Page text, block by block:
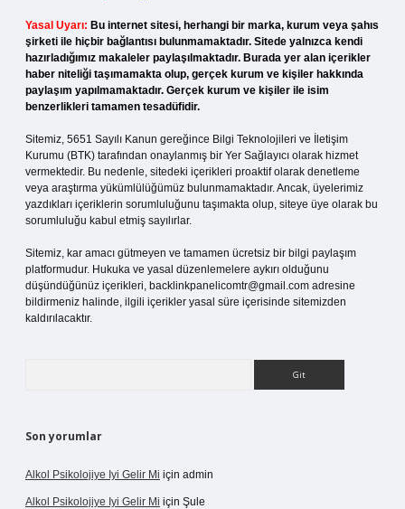
Yasal Uyarı: Bu internet sitesi, herhangi bir marka, kurum veya şahıs
şirketi ile hiçbir bağlantısı bulunmamaktadır. Sitede yalnızca kendi
hazırladığımız makaleler paylaşılmaktadır. Burada yer alan içerikler
haber niteliği taşımamakta olup, gerçek kurum ve kişiler hakkında
paylaşım yapılmamaktadır. Gerçek kurum ve kişiler ile isim
benzerlikleri tamamen tesadüfidir.
Sitemiz, 5651 Sayılı Kanun gereğince Bilgi Teknolojileri ve İletişim
Kurumu (BTK) tarafından onaylanmış bir Yer Sağlayıcı olarak hizmet
vermektedir. Bu nedenle, sitedeki içerikleri proaktif olarak denetleme
veya araştırma yükümlülüğümüz bulunmamaktadır. Ancak, üyelerimiz
yazdıkları içeriklerin sorumluluğunu taşımakta olup, siteye üye olarak bu
sorumluluğu kabul etmiş sayılırlar.
Sitemiz, kar amacı gütmeyen ve tamamen ücretsiz bir bilgi paylaşım
platformudur. Hukuka ve yasal düzenlemelere aykırı olduğunu
düşündüğünüz içerikleri, backlinkpanelicomtr@gmail.com adresine
bildirmeniz halinde, ilgili içerikler yasal süre içerisinde sitemizden
kaldırılacaktır.
Son yorumlar
Alkol Psikolojiye Iyi Gelir Mi için admin
Alkol Psikolojiye Iyi Gelir Mi için Şule